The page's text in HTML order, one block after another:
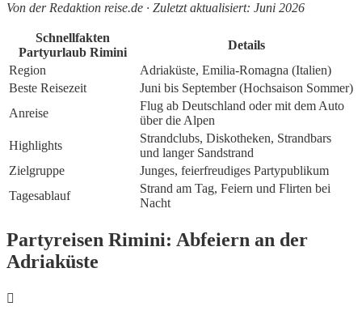
Von der Redaktion reise.de · Zuletzt aktualisiert: Juni 2026
Schnellfakten
Partyurlaub Rimini
Details
Region
Adriaküste, Emilia-Romagna (Italien)
Beste Reisezeit
Juni bis September (Hochsaison Sommer)
Anreise
Flug ab Deutschland oder mit dem Auto
über die Alpen
Highlights
Strandclubs, Diskotheken, Strandbars
und langer Sandstrand
Zielgruppe
Junges, feierfreudiges Partypublikum
Tagesablauf
Strand am Tag, Feiern und Flirten bei
Nacht
Partyreisen Rimini: Abfeiern an der
Adriaküste